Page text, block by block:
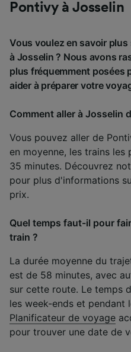
Pontivy à Josselin
Vous voulez en savoir
à Josselin ? Nous avons
plus fréquemment posées
aider à préparer votre
Comment aller à Josselin
Vous pouvez aller de
en moyenne, les trains les
35 minutes. Découvrez
pour plus d'informations
prix.
Quel temps faut-il pour
train ?
La durée moyenne du
est de 58 minutes, avec
sur cette route. Le temps
les week-ends et pendant
Planificateur de voyage
pour trouver une date de